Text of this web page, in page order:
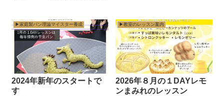
画受講のお申し込み
￥6,600 ・【商用ライセンス】
対面・zoom参加...
ませんか？ ...
▶︎家庭製パン理論マイスター養成
2024年新年のスタートで
す
▶︎教室のレッスン案内
2026年８月の１DAYレモ
ンまみれのレッスン